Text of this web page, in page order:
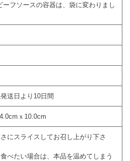
ーフソースの容器は、袋に変わりまし
送日より10日間
ｘ10.0cm
にスライスしてお召し上がり下さ
べたい場合は、本品を温めてしまう